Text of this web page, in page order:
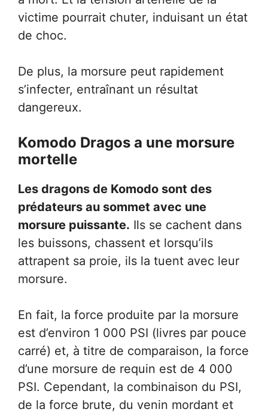
victime pourrait chuter, induisant un état
de choc.
De plus, la morsure peut rapidement
s’infecter, entraînant un résultat
dangereux.
Komodo Dragos a une morsure
mortelle
Les dragons de Komodo sont des
prédateurs au sommet avec une
morsure puissante. Ils se cachent dans
les buissons, chassent et lorsqu’ils
attrapent sa proie, ils la tuent avec leur
morsure.
En fait, la force produite par la morsure
est d’environ 1 000 PSI (livres par pouce
carré) et, à titre de comparaison, la force
d’une morsure de requin est de 4 000
PSI. Cependant, la combinaison du PSI,
de la force brute, du venin mordant et